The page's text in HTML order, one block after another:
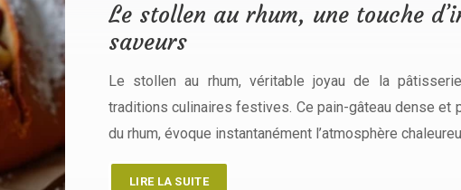
Le stollen au rhum, une touche
saveurs
Le stollen au rhum, véritable joyau de la
traditions culinaires festives. Ce pain-gâteau dense et
du rhum, évoque instantanément l’atmosphère
LIRE LA SUITE